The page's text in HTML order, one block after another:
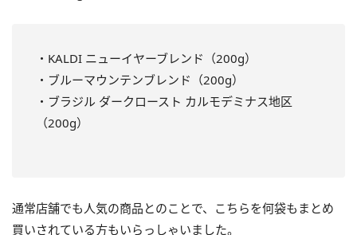
・KALDI ニューイヤーブレンド（200g）
・ブルーマウンテンブレンド（200g）
・ブラジル ダークロースト カルモデミナス地区
（200g）
通常店舗でも人気の商品とのことで、こちらを何袋もまとめ
買いされている方もいらっしゃいました。